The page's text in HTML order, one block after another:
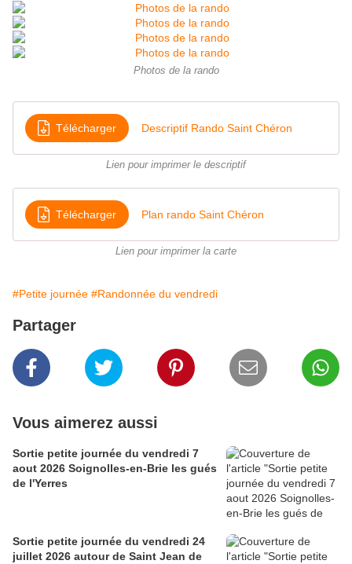
Photos de la rando
Télécharger Descriptif Rando Saint Chéron
Lien pour imprimer le descriptif
Télécharger Plan rando Saint Chéron
Lien pour imprimer la carte
#Petite journée #Randonnée du vendredi
Partager
Vous aimerez aussi
Sortie petite journée du vendredi 7
aout 2026 Soignolles-en-Brie les gués
de l'Yerres
Sortie petite journée du vendredi 24
juillet 2026 autour de Saint Jean de